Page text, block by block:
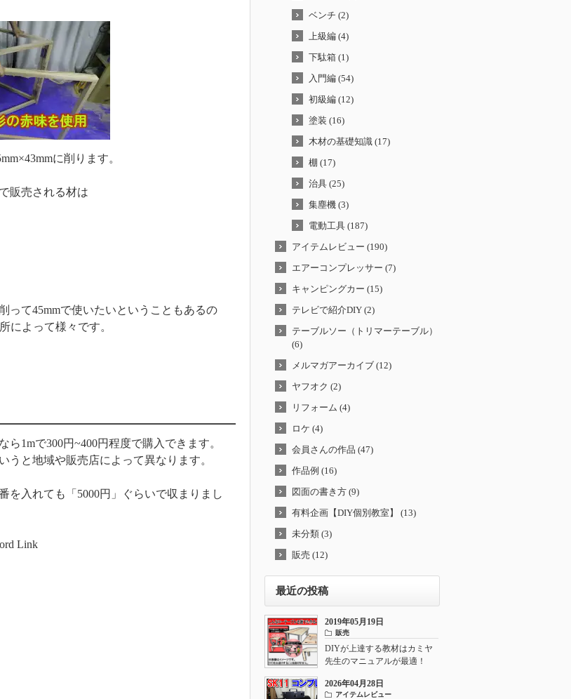
に削ります。
販売される材は
って45mmで使いたいということもあるの
によって様々です。
1mで300円~400円程度で購入できます。
うと地域や販売店によって異なります。
を入れても「5000円」ぐらいで収まりまし
Link
ベンチ (2)
上級編 (4)
下駄箱 (1)
入門編 (54)
初級編 (12)
塗装 (16)
木材の基礎知識 (17)
棚 (17)
治具 (25)
集塵機 (3)
電動工具 (187)
アイテムレビュー (190)
エアーコンプレッサー (7)
キャンピングカー (15)
テレビで紹介DIY (2)
テーブルソー（トリマーテーブル）
(6)
メルマガアーカイブ (12)
ヤフオク (2)
リフォーム (4)
ロケ (4)
会員さんの作品 (47)
作品例 (16)
図面の書き方 (9)
有料企画【DIY個別教室】 (13)
未分類 (3)
販売 (12)
最近の投稿
2019年05月19日
販売
DIYが上達する教材はカミヤ
先生のマニュアルが最適！
2026年04月28日
アイテムレビュー